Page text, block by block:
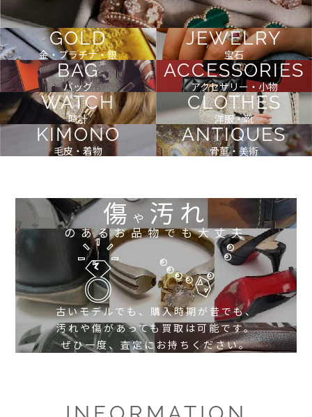
GOLD
金・プラチナ・銀
JEWELRY
宝石
BAG
バッグ
ACCESSORIES
アクセサリー・小物
WATCH
時計
CLOTHES
洋服・靴
KIMONO
毛皮・着物
ANTIQUES
骨董・美術
傷や 汚れ
のあるお品物でも大丈夫
古いモデルでも、購入時期が昔でも、
汚れや傷があっても買取は可能です。
ぜひ一度、査定にお持ちください。